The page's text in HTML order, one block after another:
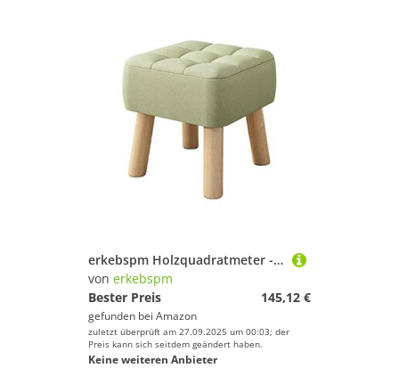
erkebspm Holzquadratmeter -Ottoman -niedriger Hocker mit Abnehmbarer Leinenabdeckung, 4 Beine für Schuhe getragen (Farbe: Grün, Größe: 11.81x11.81x13.38 '')
von erkebspm
Bester Preis
145,12 €
gefunden bei Amazon
zuletzt überprüft am 27.09.2025 um 00:03; der
Preis kann sich seitdem geändert haben.
Keine weiteren Anbieter